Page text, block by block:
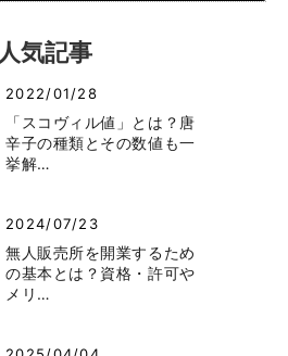
人気記事
2022/01/28
「スコヴィル値」とは？唐
辛子の種類とその数値も一
挙解…
2024/07/23
無人販売所を開業するため
の基本とは？資格・許可や
メリ…